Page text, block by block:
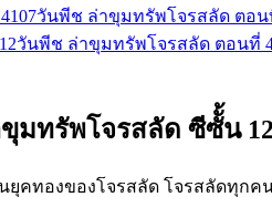
7วันพีช ล่าขุมทรัพโจรสลัด ตอน
12วันพีช ล่าขุมทรัพโจรสลัด ตอนที่
ขุมทรัพโจรสลัด ซีซัั้น
นยุคทองของโจรสลัด โจรสลัดทุ